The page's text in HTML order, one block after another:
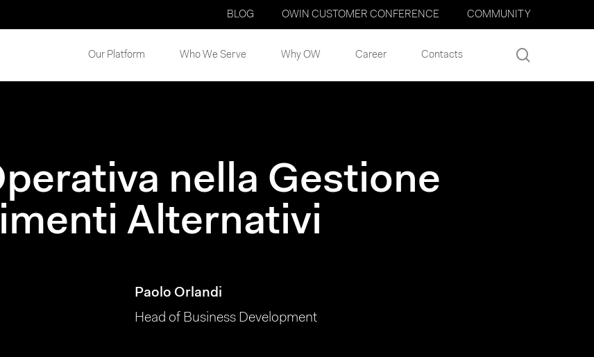
BLOG OWIN CUSTOMER CONFERENCE COMMUNITY
Our Platform Who We Serve Why OW Career Contacts
nella Gestione
Alternativi
Paolo Orlandi
Head of Business Development